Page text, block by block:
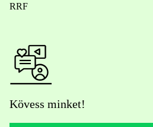
RRF
Kövess minket!